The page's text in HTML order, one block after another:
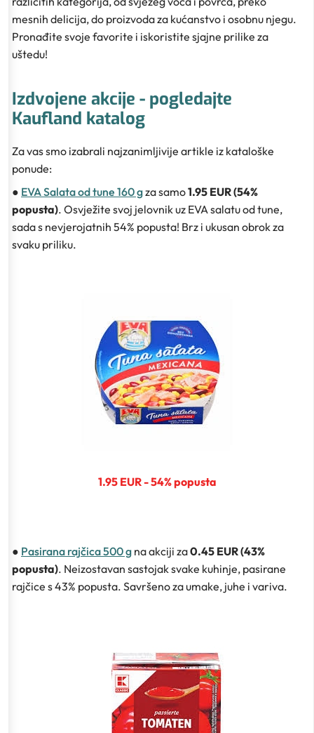
mesnih delicija, do proizvoda za kućanstvo i osobnu njegu.
Pronađite svoje favorite i iskoristite sjajne prilike za
uštedu!
Izdvojene akcije - pogledajte
Kaufland katalog
Za vas smo izabrali najzanimljivije artikle iz kataloške
ponude:
● EVA Salata od tune 160 gza samo1.95 EUR (54%
popusta). Osvježite svoj jelovnik uz EVA salatu od tune,
sada s nevjerojatnih 54% popusta! Brz i ukusan obrok za
svaku priliku.
1.95 EUR - 54% popusta
● Pasirana rajčica 500 g na akciji za0.45 EUR (43%
popusta). Neizostavan sastojak svake kuhinje, pasirane
rajčice s 43% popusta. Savršeno za umake, juhe i variva.